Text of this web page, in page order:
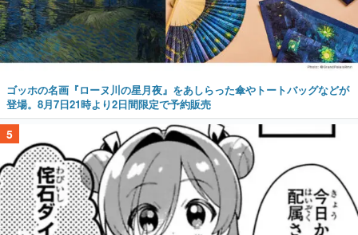
ゴッホの名画『ローヌ川の星月夜』をあしらった傘やトートバッグなどが
登場。8月7日21時より2日間限定で予約販売
5